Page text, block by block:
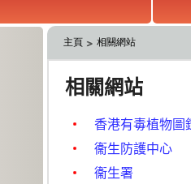
主頁 相關網站